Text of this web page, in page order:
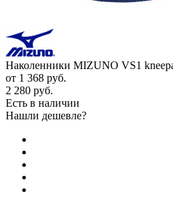
Наколенники MIZUNO VS1
от 1 368 руб.
2 280 руб.
Есть в наличии
Нашли дешевле?